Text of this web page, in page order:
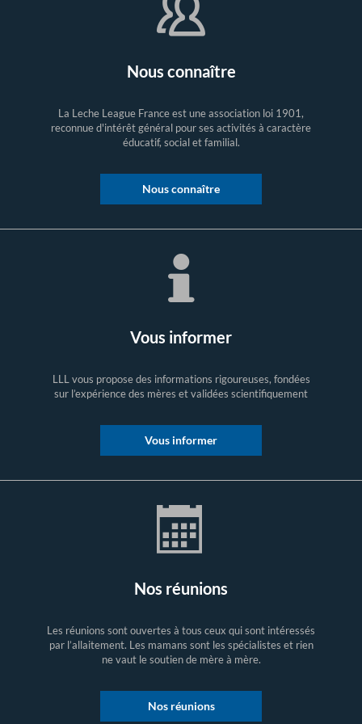
Nous connaître
La Leche League France est une association loi 1901,
reconnue d'intérêt général pour ses activités à caractère
éducatif, social et familial.
Nous connaître
Vous informer
LLL vous propose des informations rigoureuses, fondées
sur l’expérience des mères et validées scientifiquement
Vous informer
Nos réunions
Les réunions sont ouvertes à tous ceux qui sont intéressés
par l’allaitement. Les mamans sont les spécialistes et rien
ne vaut le soutien de mère à mère.
Nos réunions